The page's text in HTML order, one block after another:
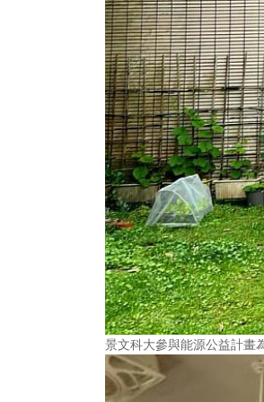
景文科大參與能源公益計畫